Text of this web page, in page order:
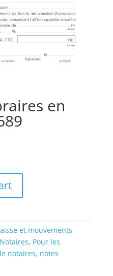
en
et mouvements
Notaires, Pour les
notaires, notes